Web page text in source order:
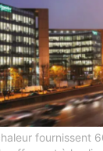
fournissent